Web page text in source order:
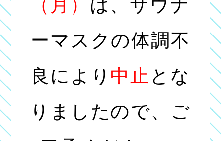
（月） は、サウナ
ーマスクの体調不
良により 中止 とな
りましたので、ご